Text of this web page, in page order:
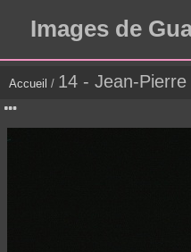
Images de
Accueil / 14 - Jean-Pierre